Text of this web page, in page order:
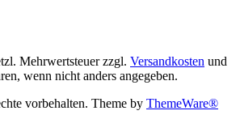
Mehrwertsteuer zzgl. Versandkosten und
wenn nicht anders angegeben.
vorbehalten. Theme by ThemeWare®